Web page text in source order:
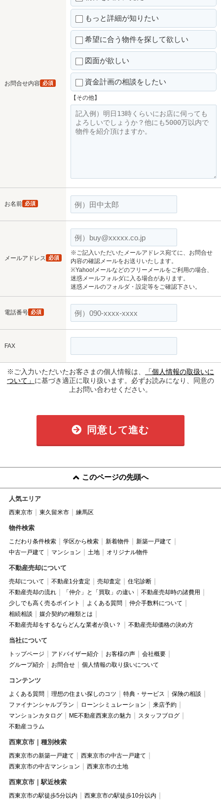
お問合せ内容 必須
もっと詳細が知りたい
希望に合う物件を探して欲しい
図面が欲しい
資金計画の相談をしたい
【その他】
お名前 必須
メールアドレス 必須
※ご記入いただいたメールアドレス宛てに、お問合せ
内容の確認メールをお送りいたします。
※Yahoo!メールなどのフリーメールをご利用の場合、
迷惑メールフォルダに入る場合があります。
迷惑メールのフォルダ・設定等をご確認下さい。
電話番号 必須
FAX
※ご入力いただいたお客さまの個人情報は、
「個人情報の取扱いに
ついて」 に基づき適正に取り扱います。必ずお読みになり、同意の
上お問い合わせください。
同意して進む
このページの先頭へ
人気エリア
西東京市 東久留米市 練馬区
物件検索
こだわり条件検索 学区から検索 新着物件
新築一戸建て
中古一戸建て
マンション 土地 オリジナル物件
不動産売却について
売却について 不動産1分査定 売却査定
住宅診断
不動産売却の流れ
「仲介」と「買取」の違い
不動産売却時の諸費用
少しでも高く売るポイント
よくある質問
仲介手数料について
相続相談
媒介契約の種類とは
不動産売却をするならどんな業者が良い？
不動産売却価格の決め方
当社について
トップページ アドバイザー紹介 お客様の声
会社概要
グループ紹介
お問合せ 個人情報の取り扱いについて
コンテンツ
よくある質問 理想の住まい探しのコツ 特典・サービス
保険の相談
ファイナンシャルプラン
ローンシミュレーション
来店予約
マンションカタログ
ME不動産西東京の魅力
スタッフブログ
不動産コラム
西東京市｜種別検索
西東京市の新築一戸建て
西東京市の中古一戸建て
西東京市の中古マンション
西東京市の土地
西東京市｜駅近検索
西東京市の駅徒歩5分以内
西東京市の駅徒歩10分以内